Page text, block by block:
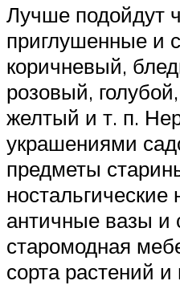
Лучше подойдут
приглушенные и
коричневый,
розовый,
желтый и т. п.
украшениями
предметы
ностальгические
античные вазы и
старомодная
сорта растений и